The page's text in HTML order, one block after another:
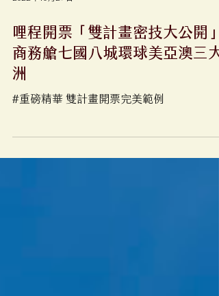
2022年10月29日
哩程開票「雙計畫密技大公開」
商務艙七國八城環球美亞澳三大